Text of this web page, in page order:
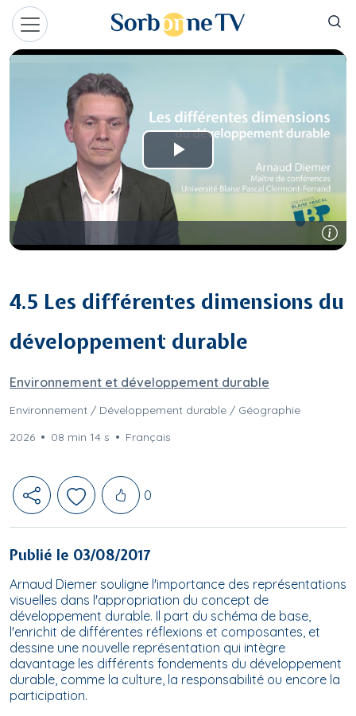
Aller au contenu principal
4.5 Les différentes dimensions du
développement durable
Environnement et développement durable
Environnement / Développement durable / Géographie
2026
08 min 14 s Français
Likes
0
Publié le 03/08/2017
Arnaud Diemer souligne l'importance des représentations
visuelles dans l'appropriation du concept de
développement durable. Il part du schéma de base,
l'enrichit de différentes réflexions et composantes, et
dessine une nouvelle représentation qui intègre
davantage les différents fondements du développement
durable, comme la culture, la responsabilité ou encore la
participation.
Panneau de gestion des cookies